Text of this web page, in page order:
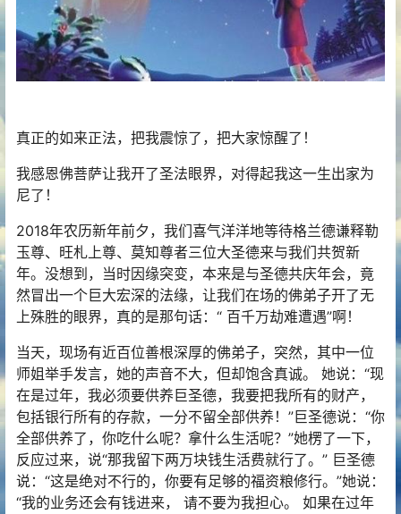
真正的如来正法，把我震惊了，把大家惊醒了！
我感恩佛菩萨让我开了圣法眼界，对得起我这一生出家为
尼了！
2018年农历新年前夕，我们喜气洋洋地等待格兰德谦释勒
玉尊、旺札上尊、莫知尊者三位大圣德来与我们共贺新
年。没想到，当时因缘突变，本来是与圣德共庆年会，竟
然冒出一个巨大宏深的法缘，让我们在场的佛弟子开了无
上殊胜的眼界，真的是那句话：“ 百千万劫难遭遇”啊！
当天，现场有近百位善根深厚的佛弟子，突然，其中一位
师姐举手发言，她的声音不大，但却饱含真诚。 她说：“现
在是过年，我必须要供养巨圣德，我要把我所有的财产，
包括银行所有的存款，一分不留全部供养！”巨圣德说：“你
全部供养了，你吃什么呢？拿什么生活呢？”她楞了一下，
反应过来，说“那我留下两万块钱生活费就行了。” 巨圣德
说：“这是绝对不行的，你要有足够的福资粮修行。”她说：
“我的业务还会有钱进来， 请不要为我担心。 如果在过年